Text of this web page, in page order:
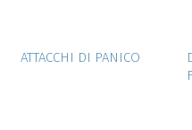
ATTACCHI DI PANICO